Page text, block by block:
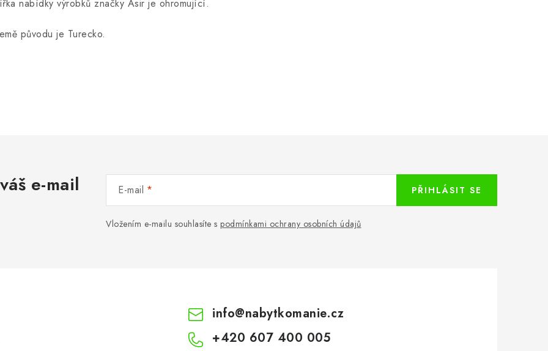
nabídky výrobků značky Asir je ohromující.
původu je Turecko.
e-mail E-mail
Vložením e-mailu souhlasíte s podmínkami ochrany osobních údajů
PŘIHLÁSIT SE
info@nabytkomanie.cz
+420 607 400 005